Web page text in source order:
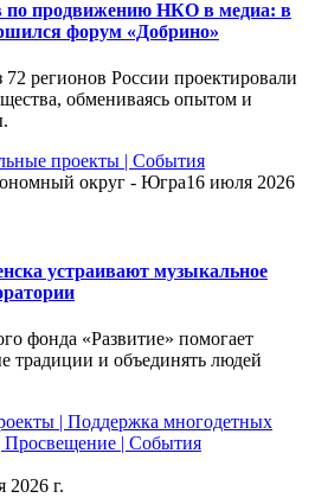
по продвижению НКО в медиа: в
форум «Добрино»
регионов России проектировали
обмениваясь опытом и
проекты | События
округ - Югра16 июля 2026
устраивают музыкальное
фонда «Развитие» помогает
традиции и объединять людей
| Поддержка многодетных
Просвещение | События
2026 г.